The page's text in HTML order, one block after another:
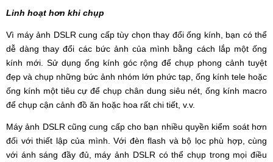
Linh hoạt hơn khi chụp
Vì máy ảnh DSLR cung cấp tùy chọn thay đổi ống kính, bạn có thể
dễ dàng thay đổi các bức ảnh của mình bằng cách lắp một ống
kính mới. Sử dụng ống kính góc rộng để chụp phong cảnh tuyệt
đẹp và chụp những bức ảnh nhóm lớn phức tạp, ống kính tele hoặc
ống kính một tiêu cự để chụp chân dung siêu nét, ống kính macro
để chụp cận cảnh đồ ăn hoặc hoa rất chi tiết, v.v.
Máy ảnh DSLR cũng cung cấp cho bạn nhiều quyền kiểm soát hơn
đối với thiết lập của mình. Với đèn flash và bộ lọc phù hợp, cùng
với ánh sáng đầy đủ, máy ảnh DSLR có thể chụp trong mọi điều